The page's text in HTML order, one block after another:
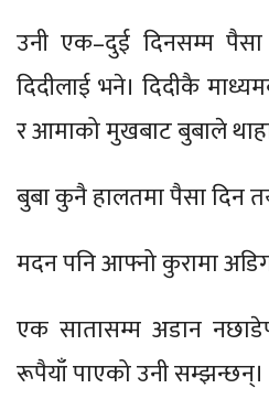
उनी एक–दुई दिनसम्म
दिदीलाई भने। दिदीकै
र आमाको मुखबाट बुबाले
बुबा कुनै हालतमा पैसा दिन
मदन पनि आफ्नो कुरामा
एक सातासम्म अडान
रूपैयाँ पाएको उनी सम्झन्छन्।